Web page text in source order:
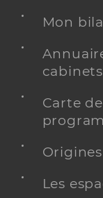
Mon
cabinets
Carte
Les